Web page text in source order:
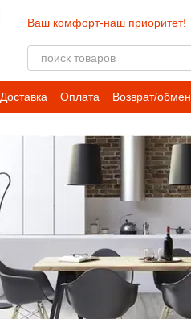
Ваш комфорт-наш приоритет!
Доставка Оплата Возврат/обмен